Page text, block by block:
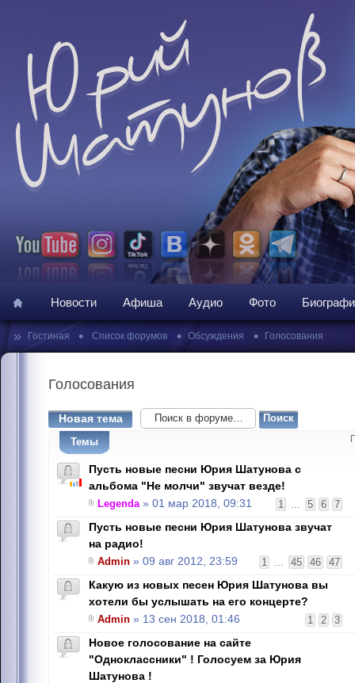
Новости Афиша Аудио Фото
» Гостиная • Список форумов • Обсуждения • Голосования
Голосования
Новая тема
Темы
Пусть новые песни Юрия Шатунова с
альбома "Не молчи" звучат везде!
1 ... 5 6 7
Legenda» 01 мар 2018, 09:31
Пусть новые песни Юрия Шатунова звучат
на радио!
1 ... 45 46 47
Admin » 09 авг 2012, 23:59
Какую из новых песен Юрия Шатунова вы
хотели бы услышать на его концерте?
1 2 3
Admin » 13 сен 2018, 01:46
Новое голосование на сайте
"Одноклассники" ! Голосуем за Юрия
Шатунова !